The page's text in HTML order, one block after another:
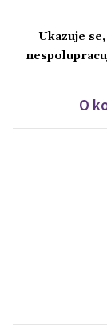
Ukazuje
O